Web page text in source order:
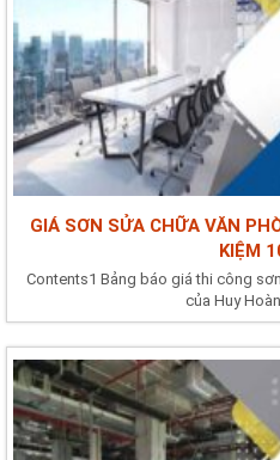
GIÁ SƠN SỬA CHỮA VĂN
KIỆM
Contents1 Bảng báo giá thi công
của Huy